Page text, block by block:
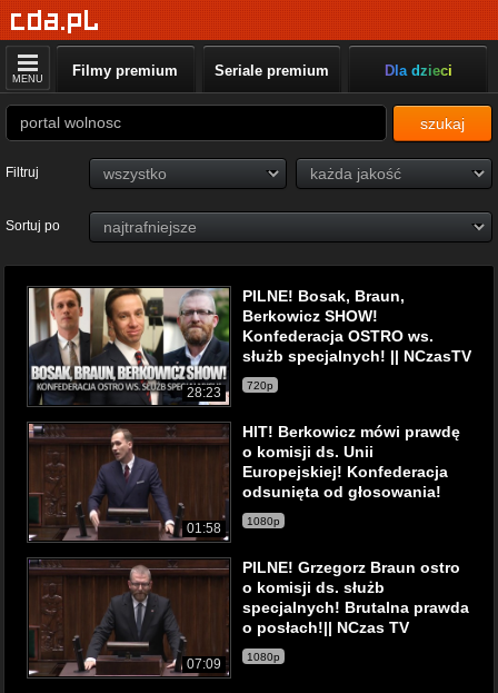
MENU Filmy premium Seriale premium Dla dzieci
szukaj
Filtruj
Sortuj po
28:23
PILNE! Bosak, Braun,
Berkowicz SHOW!
Konfederacja OSTRO ws.
służb specjalnych! || NCzasTV
720p
01:58
HIT! Berkowicz mówi prawdę
o komisji ds. Unii
Europejskiej! Konfederacja
odsunięta od głosowania!
1080p
07:09
PILNE! Grzegorz Braun ostro
o komisji ds. służb
specjalnych! Brutalna prawda
o posłach!|| NCzas TV
1080p